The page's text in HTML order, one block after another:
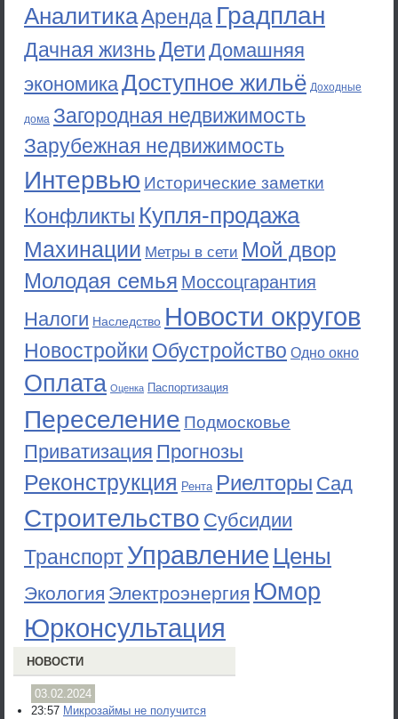
АналитикаАренда Градплан
Дачная жизньДети Домашняя
экономикаДоступное жильё Доходные
дома Загородная недвижимость
Зарубежная недвижимость
Интервью Исторические заметки
Конфликты Купля-продажа
Махинации Метры в сети Мой двор
Молодая семья Моссоцгарантия
Налоги Наследство Новости округов
Новостройки Обустройство Одно окно
Оплата Оценка Паспортизация
Переселение Подмосковье
Приватизация Прогнозы
Реконструкция Рента Риелторы Сад
Строительство Субсидии
ТранспортУправление Цены
Экология Электроэнергия Юмор
Юрконсультация
НОВОСТИ
03.02.2024
23:57 Микрозаймы не получится